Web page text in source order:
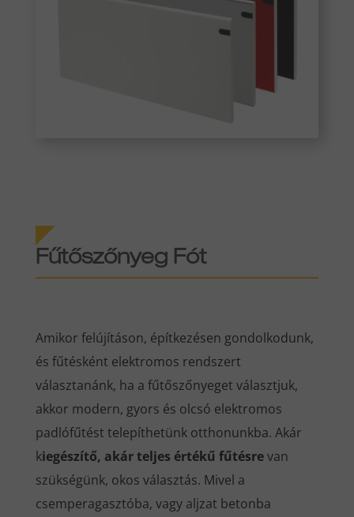
Fűtőszőnyeg Fót
Amikor felújításon, építkezésen gondolkodunk,
és fűtésként elektromos rendszert
választanánk, ha a fűtőszőnyeget választjuk,
akkor modern, gyors és olcsó elektromos
padlófűtést telepíthetünk otthonunkba. Akár
kiegészítő, akár teljes értékű fűtésrevan
szükségünk, okos választás. Mivel a
csemperagasztóba, vagy aljzat betonba